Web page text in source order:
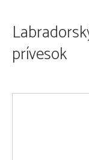
prívesok